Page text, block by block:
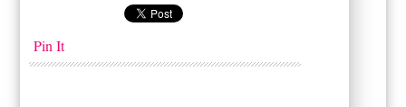
Pin It